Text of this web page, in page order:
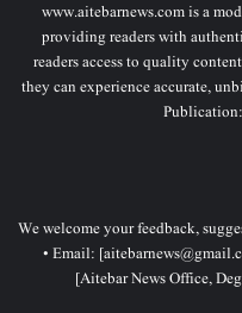
www.aitebarnews.com is a
providing readers with
readers access to quality
they can experience accurate,
We welcome your feedback,
• Email:
[Aitebar News Office,